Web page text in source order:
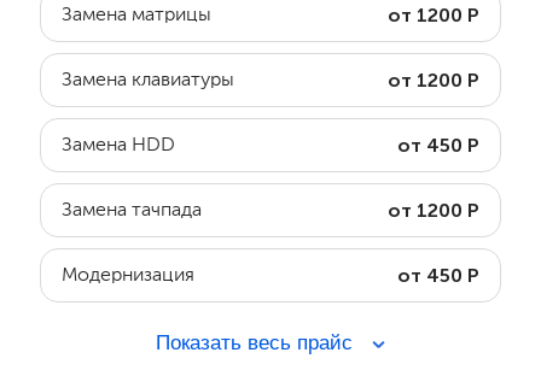
Замена матрицы от 1200 Р
Замена клавиатуры от 1200 Р
Замена HDD от 450 Р
Замена тачпада от 1200 Р
Модернизация от 450 Р
Показать весь прайс